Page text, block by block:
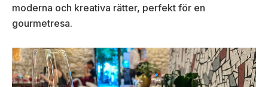
moderna och kreativa rätter, perfekt för en
gourmetresa.